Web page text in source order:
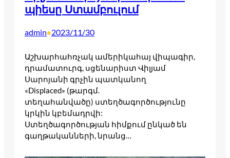
պիեսը Ստամբուլում
admin•2023/11/30
Աշխարհահռչակ ամերիկահայ վիպագիր,
դրամատուրգ, սցենարիստ Վիլյամ
Սարոյանի գրչին պատկանող
«Displaced» (թարգմ.
տեղահանվածը) ստեղծագործությունը
կրկին կբեմադրվի:
Ստեղծագործության հիմքում ընկած են
գաղթականների, նրանց…